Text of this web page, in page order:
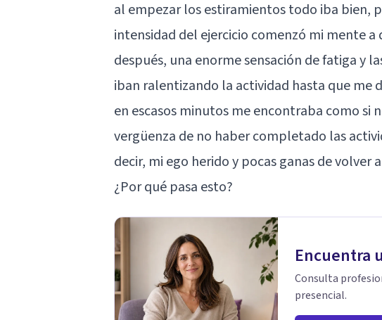
al empezar los estiramientos todo iba bien,
intensidad del ejercicio comenzó mi mente a
después, una enorme sensación de fatiga y
iban ralentizando la actividad hasta que me
en escasos minutos me encontraba como si
vergüenza de no haber completado las
decir, mi ego herido y pocas ganas de volver
¿Por qué pasa esto?
Encuentra
Consulta
presencial.